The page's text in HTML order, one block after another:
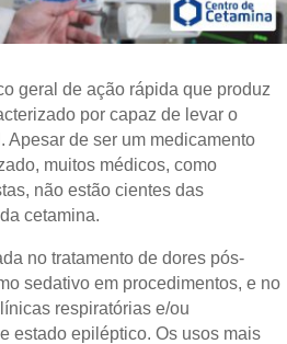
geral de ação rápida que produz
por capaz de levar o
Apesar de ser um medicamento
muitos médicos, como
não estão cientes das
cetamina.
no tratamento de dores pós-
sedativo em procedimentos, e no
respiratórias e/ou
estado epiléptico. Os usos mais